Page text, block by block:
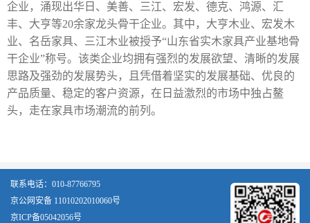
企业，涌现出华日、美善、三江、宏发、德克、鸿源、汇
丰、大亨等20余家龙头骨干企业。其中，大亨木业、宏发木
业、名岳家具、三江木业被授予“山东省实木家具产业基地骨
干企业”称号。该类企业均拥有强烈的发展欲望、清晰的发展
思路及强劲的发展势头，且凭借着坚实的发展基础、优良的
产品质量、稳定的客户资源，在日益激烈的市场中独占鳌
头，走在家具市场潮流的前列。
联系电话：010-87766795
京公网安备 11010202010060号
京ICP备05042056号